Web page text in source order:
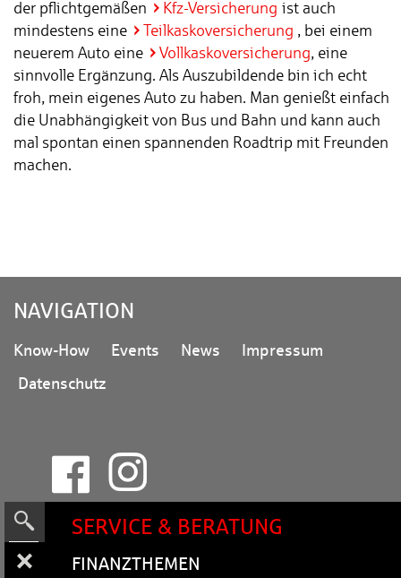
der pflichtgemäßen
Kfz-Versicherung ist auch
mindestens eine
Teilkaskoversicherung , bei einem
neuerem Auto eine
Vollkaskoversicherung, eine
sinnvolle Ergänzung. Als Auszubildende bin ich echt
froh, mein eigenes Auto zu haben. Man genießt einfach
die Unabhängigkeit von Bus und Bahn und kann auch
mal spontan einen spannenden Roadtrip mit Freunden
machen.
NA­VI­GA­TI­ON
Know-How Events News
Impressum
Datenschutz
SERVICE & BERATUNG
FI­NANZ­THE­MEN